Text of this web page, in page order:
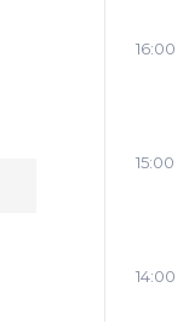
16:00
15:00
14:00